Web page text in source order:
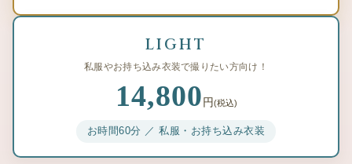
LIGHT
私服やお持ち込み衣装で撮りたい方向け！
14,800円(税込)
お時間60分 ／ 私服・お持ち込み衣装